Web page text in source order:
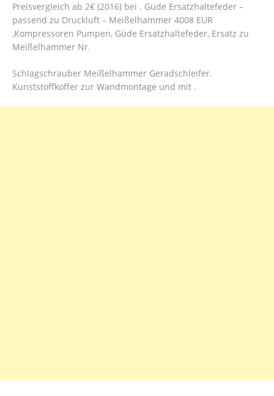
Preisvergleich ab 2€ (2016) bei . Güde Ersatzhaltefeder –
passend zu Druckluft – Meißelhammer 4008 EUR
,Kompressoren Pumpen, Güde Ersatzhaltefeder, Ersatz zu
Meißelhammer Nr.
Schlagschrauber Meißelhammer Geradschleifer.
Kunststoffkoffer zur Wandmontage und mit .